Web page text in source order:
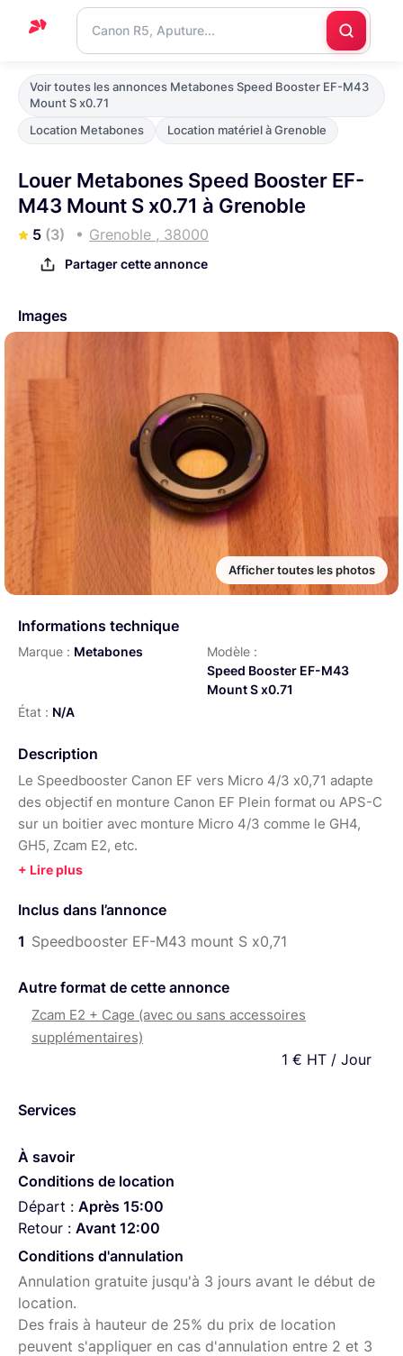
Accueil
Support
Blog
Nous
contacter
Voir toutes les annonces Metabones Speed Booster EF-M43
Mount S x0.71
Location Metabones
Location matériel à Grenoble
Louer Metabones Speed Booster EF-
M43 Mount S x0.71 à Grenoble
5 (3) Grenoble , 38000
Partager cette annonce
Images
Afficher toutes les photos
Informations technique
Marque : Metabones
Modèle :
Speed Booster EF-M43
Mount S x0.71
État : N/A
Description
Le Speedbooster Canon EF vers Micro 4/3 x0,71 adapte
des objectif en monture Canon EF Plein format ou APS-C
sur un boitier avec monture Micro 4/3 comme le GH4,
GH5, Zcam E2, etc.
Son crop factor est de x0,71.
Il est fourni dans sa boite solide avec ses 2 caches
Inclus dans l’annonce
1 Speedbooster EF-M43 mount S x0,71
Autre format de cette annonce
Zcam E2 + Cage (avec ou sans accessoires
supplémentaires)
1 € HT / Jour
Services
À savoir
Conditions de location
Départ : Après 15:00
Retour : Avant 12:00
Conditions d'annulation
Annulation gratuite jusqu'à 3 jours avant le début de
location.
Des frais à hauteur de 25% du prix de location
peuvent s'appliquer en cas d'annulation entre 2 et 3